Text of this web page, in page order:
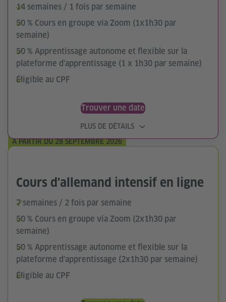
14 semaines / 1 fois par semaine
50 % Cours en groupe via Zoom (1x1h30 par
semaine)
50 % Apprentissage autonome et flexible sur la
plateforme d'apprentissage (1 x 1h30 par semaine)
Éligible au CPF
Trouver une date
PLUS DE DÉTAILS
À PARTIR DU 28 SEPTEMBRE 2026
Cours d'allemand intensif en ligne
7 semaines / 2 fois par semaine
50 % Cours en groupe via Zoom (2x1h30 par
semaine)
50 % Apprentissage autonome et flexible sur la
plateforme d'apprentissage (2x1h30 par semaine)
Éligible au CPF